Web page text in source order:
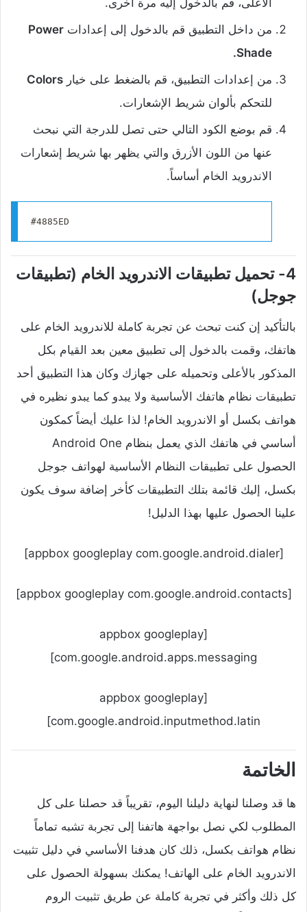
من داخل التطبيق قم بالدخول إلى إعدادات Power
Shade.
من إعدادات التطبيق، قم بالضغط على خيار Colors
للتحكم بألوان شريط الإشعارات.
قم بوضع الكود التالي حتى تصل للدرجة التي نبحث
عنها من اللون الأزرق والتي يظهر بها شريط إشعارات
الاندرويد الخام أساساً.
#4885ED
4- تحميل تطبيقات الاندرويد الخام (تطبيقات
جوجل)
بالتأكيد إن كنت تبحث عن تجربة كاملة للاندرويد الخام على
هاتفك، وقمت بالدخول إلى تطبيق معين بعد القيام بكل
المذكور بالأعلى وتحميله على جهازك وكان هذا التطبيق أحد
تطبيقات نظام هاتفك الأساسية ولا يبدو كما يبدو نظيره في
هواتف بكسل أو الاندرويد الخام! لذا عليك أيضاً كمكون
أساسي في هاتفك الذي يعمل بنظام Android One
الحصول على تطبيقات النظام الأساسية لهواتف جوجل
بكسل، إليك قائمة بتلك التطبيقات كأخر إضافة سوف يكون
علينا الحصول عليها بهذا الدليل!
[appbox googleplay com.google.android.dialer]
[appbox googleplay com.google.android.contacts]
[appbox googleplay
com.google.android.apps.messaging]
[appbox googleplay
com.google.android.inputmethod.latin]
الخاتمة
ها قد وصلنا لنهاية دليلنا اليوم، تقريباً قد حصلنا على كل
المطلوب لكي نصل بواجهة هاتفنا إلى تجربة تشبه تماماً
نظام هواتف بكسل، ذلك كان هدفنا الأساسي في دليل تثبيت
الاندرويد الخام على الهاتف! يمكنك بسهولة الحصول على
كل ذلك وأكثر في تجربة كاملة عن طريق تثبيت الروم